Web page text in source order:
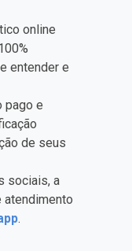
online
entender e
pago e
de seus
sociais, a
atendimento
.